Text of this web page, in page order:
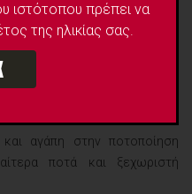
ιστότοπου πρέπει να
της ηλικίας σας.
ανακάλυπτε μικρούς
την ανατολή.
κανέλλα από την Κεϋλάνη,
οι βασικές του πρώτες ύλες
αγάπη στην ποτοποίηση
ποτά και ξεχωριστή